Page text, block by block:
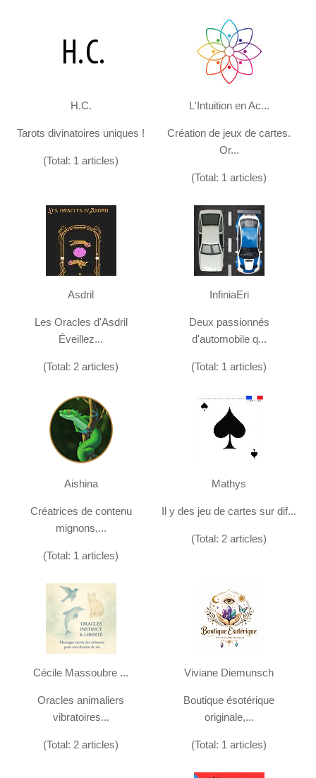
H.C.
Tarots divinatoires uniques !
(Total: 1 articles)
L'Intuition en Ac...
Création de jeux de cartes.
Or...
(Total: 1 articles)
Asdril
Les Oracles d'Asdril
Éveillez...
(Total: 2 articles)
InfiniaEri
Deux passionnés
d'automobile q...
(Total: 1 articles)
Aishina
Créatrices de contenu
mignons,...
(Total: 1 articles)
Mathys
Il y des jeu de cartes sur dif...
(Total: 2 articles)
Cécile Massoubre ...
Oracles animaliers
vibratoires...
(Total: 2 articles)
Viviane Diemunsch
Boutique ésotérique
originale,...
(Total: 1 articles)